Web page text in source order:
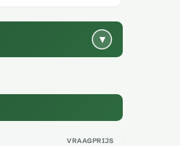
▾
VRAAGPRIJS